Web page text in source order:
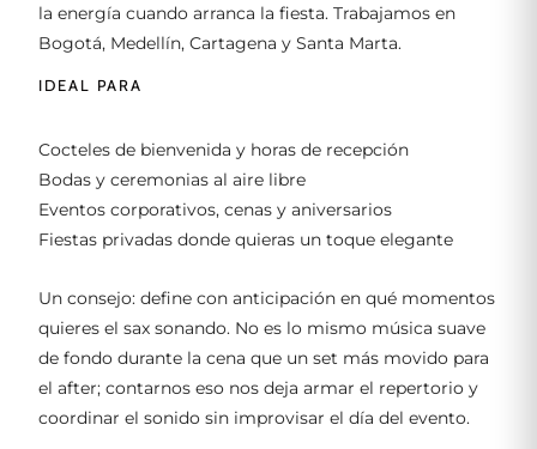
la energía cuando arranca la fiesta. Trabajamos en
Bogotá, Medellín, Cartagena y Santa Marta.
IDEAL PARA
Cocteles de bienvenida y horas de recepción
Bodas y ceremonias al aire libre
Eventos corporativos, cenas y aniversarios
Fiestas privadas donde quieras un toque elegante
Un consejo: define con anticipación en qué momentos
quieres el sax sonando. No es lo mismo música suave
de fondo durante la cena que un set más movido para
el after; contarnos eso nos deja armar el repertorio y
coordinar el sonido sin improvisar el día del evento.